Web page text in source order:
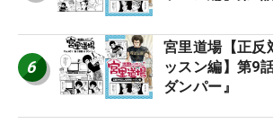
6
宮里道場【正反
ッスン編】第9
ダンパー』